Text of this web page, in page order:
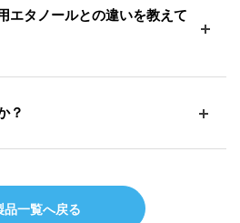
エタノールとの違いを教えて
？
品一覧へ戻る